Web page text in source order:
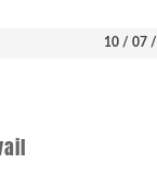
10 / 07